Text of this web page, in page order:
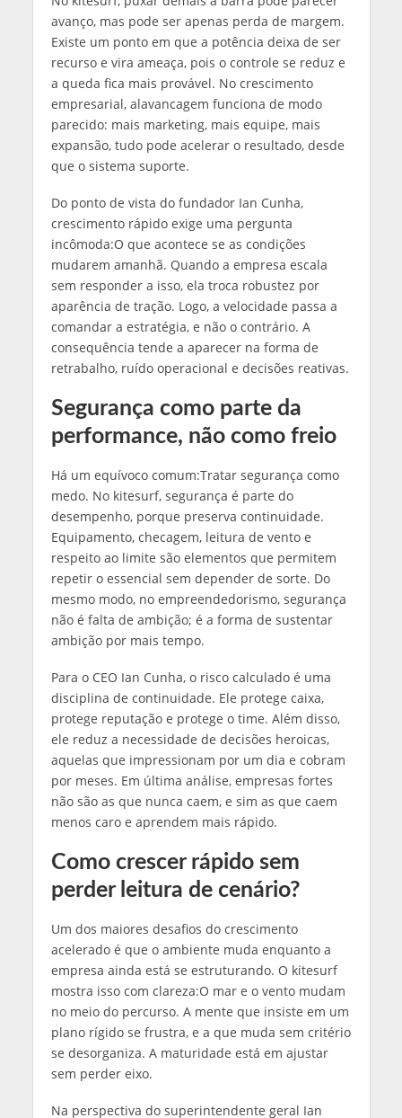
avanço, mas pode ser apenas perda de margem.
Existe um ponto em que a potência deixa de ser
recurso e vira ameaça, pois o controle se reduz e
a queda fica mais provável. No crescimento
empresarial, alavancagem funciona de modo
parecido: mais marketing, mais equipe, mais
expansão, tudo pode acelerar o resultado, desde
que o sistema suporte.
Do ponto de vista do fundador Ian Cunha,
crescimento rápido exige uma pergunta
incômoda:O que acontece se as condições
mudarem amanhã. Quando a empresa escala
sem responder a isso, ela troca robustez por
aparência de tração. Logo, a velocidade passa a
comandar a estratégia, e não o contrário. A
consequência tende a aparecer na forma de
retrabalho, ruído operacional e decisões reativas.
Segurança como parte da
performance, não como freio
Há um equívoco comum:Tratar segurança como
medo. No kitesurf, segurança é parte do
desempenho, porque preserva continuidade.
Equipamento, checagem, leitura de vento e
respeito ao limite são elementos que permitem
repetir o essencial sem depender de sorte. Do
mesmo modo, no empreendedorismo, segurança
não é falta de ambição; é a forma de sustentar
ambição por mais tempo.
Para o CEO Ian Cunha, o risco calculado é uma
disciplina de continuidade. Ele protege caixa,
protege reputação e protege o time. Além disso,
ele reduz a necessidade de decisões heroicas,
aquelas que impressionam por um dia e cobram
por meses. Em última análise, empresas fortes
não são as que nunca caem, e sim as que caem
menos caro e aprendem mais rápido.
Como crescer rápido sem
perder leitura de cenário?
Um dos maiores desafios do crescimento
acelerado é que o ambiente muda enquanto a
empresa ainda está se estruturando. O kitesurf
mostra isso com clareza:O mar e o vento mudam
no meio do percurso. A mente que insiste em um
plano rígido se frustra, e a que muda sem critério
se desorganiza. A maturidade está em ajustar
sem perder eixo.
Na perspectiva do superintendente geral Ian